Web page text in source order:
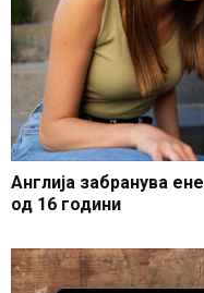
Англија забранува
од 16 години